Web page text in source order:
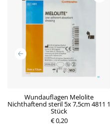
Wundauflagen Melolite
Nichthaftend steril 5x 7,5cm 4811 1
Stück
€ 0,20